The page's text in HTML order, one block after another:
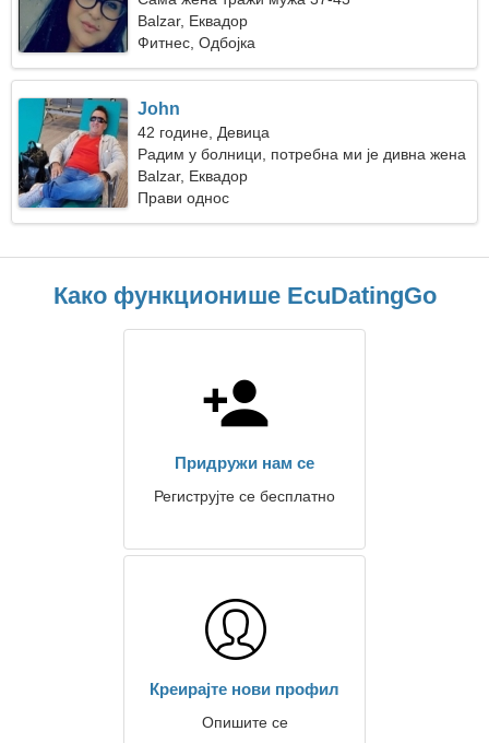
Balzar, Еквадор
Фитнес, Одбојка
John
42 године, Девица
Радим у болници, потребна ми је дивна жена
Balzar, Еквадор
Прави однос
Како функционише EcuDatingGo
Придружи нам се
Региструјте се бесплатно
Креирајте нови профил
Опишите се